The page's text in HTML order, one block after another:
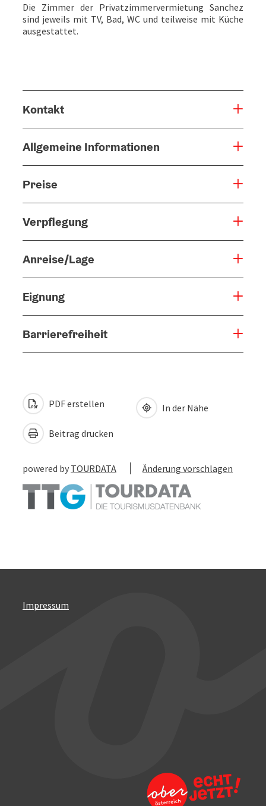
Die Zimmer der Privatzimmervermietung Sanchez
sind jeweils mit TV, Bad, WC und teilweise mit Küche
ausgestattet.
Kontakt
Allgemeine Informationen
Preise
Verpflegung
Anreise/Lage
Eignung
Barrierefreiheit
PDF erstellen
Beitrag drucken
In der Nähe
powered by TOURDATA Änderung vorschlagen
Impressum